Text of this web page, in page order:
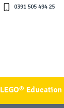
0391 505 494 25
LEGO® Education